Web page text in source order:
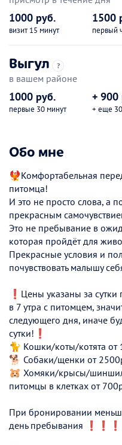
1000 руб.
визит 15 минут
1500
первый
Выгул ?
в вашем районе
1000 руб.
первые 30 минут
+ 900
+ еще
Обо мне
🐦‍🔥Комфортабельная
питомца!
И это не просто слова, а
прекрасным
Это не пребывание в
которая пройдёт для
Прекрасные условия и
почувствовать малышу
❗️Цены указаны за
в 7 утра с питомцем,
следующего дня, иначе
сутки!❗️
🐈 Кошки/коты/котята от
🐕 Собаки/щенки от
🐹 Хомяки/крысы/
питомцы в клетках от
При бронировании
день пребывания